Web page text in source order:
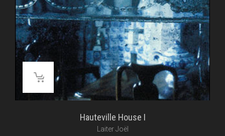
Hauteville House I
Laiter Joël